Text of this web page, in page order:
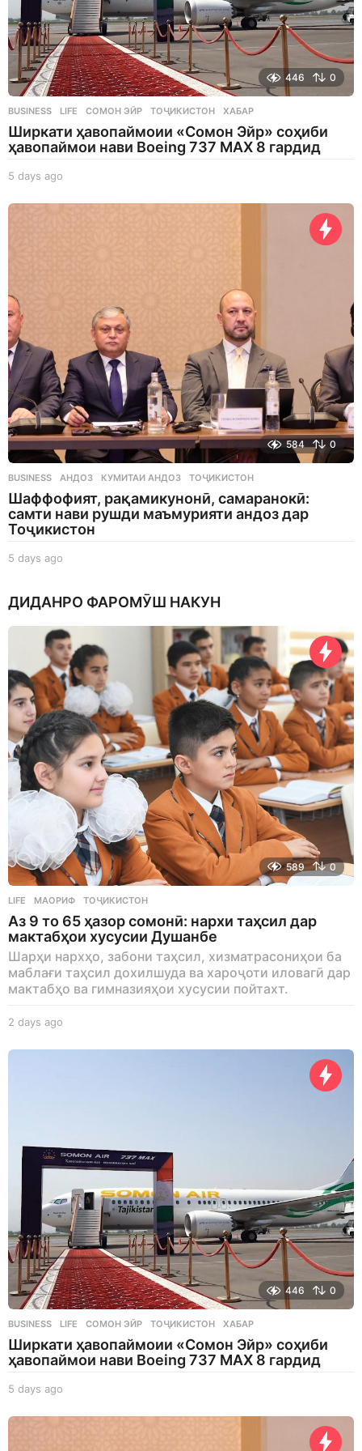
446 0
BUSINESS ,LIFE СОМОН ЭЙР ,ТОҶИКИСТОН ,ХАБАР
Ширкати ҳавопаймоии «Сомон Эйр» соҳиби
ҳавопаймои нави Boeing 737 MAX 8 гардид
5 days ago
a
584 0
BUSINESS АНДОЗ ,КУМИТАИ АНДОЗ ,ТОҶИКИСТОН
Шаффофият, рақамикунонӣ, самаранокӣ:
самти нави рушди маъмурияти андоз дар
Тоҷикистон
5 days ago
y
a
g
o
ДИДАНРО ФАРОМӮШ НАКУН
589 0
LIFE МАОРИФ ,ТОҶИКИСТОН
Аз 9 то 65 ҳазор сомонӣ: нархи таҳсил дар
мактабҳои хусусии Душанбе
Шарҳи нархҳо, забони таҳсил, хизматрасониҳои ба
маблағи таҳсил дохилшуда ва хароҷоти иловагӣ дар
мактабҳо ва гимназияҳои хусусии пойтахт.
2 days ago
a
446 0
BUSINESS ,LIFE СОМОН ЭЙР ,ТОҶИКИСТОН ,ХАБАР
Ширкати ҳавопаймоии «Сомон Эйр» соҳиби
ҳавопаймои нави Boeing 737 MAX 8 гардид
5 days ago
a